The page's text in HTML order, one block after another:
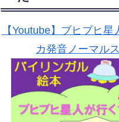
【Youtube】ブヒブヒ
カ発音ノーマル